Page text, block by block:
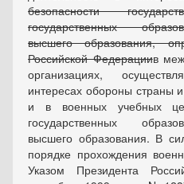
безопасности
государственных
высшего образования,
Российской Федерациив
организациях,
интересах обороны страны
и в военных учебных
государственных
высшего образования. В
порядке прохождения
Указом Президента